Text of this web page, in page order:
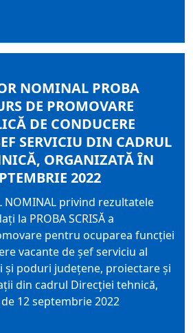
NOMINAL PROBA
DE PROMOVARE
DE CONDUCERE
SERVICIU DIN CADRUL
ORGANIZATĂ ÎN
2022
NOMINAL privind rezultatele
la PROBA SCRISĂ a
pentru ocuparea funcţiei
vacante de şef serviciu al
şi poduri judeţene, proiectare şi
din cadrul Direcţiei tehnică,
12 septembrie 2022